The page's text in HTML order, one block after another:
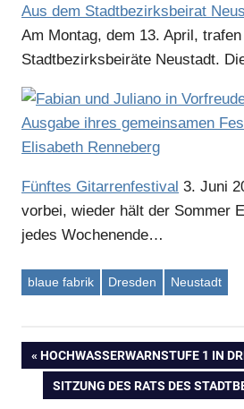
Aus dem Stadtbezirksbeirat
Am Montag, dem 13. April,
Stadtbezirksbeiräte Neustadt.
Fünftes Gitarrenfestival 3. Juni
vorbei, wieder hält der Sommer
jedes Wochenende…
blaue fabrik Dresden Neustadt
Beitragsnavigation
VORHERIGER
BEITRAG:
HOCHWASSERWARNSTUFE 1 IN
NÄCHSTER
SITZUNG DES RATS DES